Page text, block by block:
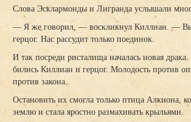
Слова Эсклармонды и Лигранда услышали
— Я же говорил, — воскликнул Киллиан. —
герцог. Нас рассудит только поединок.
И так посреди ристалища началась новая
бились Киллиан и герцог. Молодость против
против закона.
Остановить их смогла только птица Алкиона,
землю и стала яростно размахивать крыльями.